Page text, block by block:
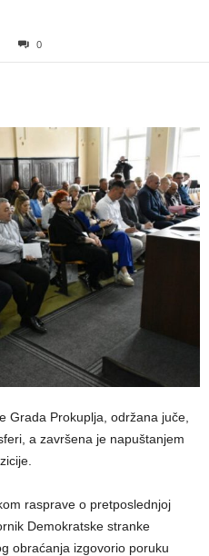
0
Grada Prokuplja, održana juče,
a završena je napuštanjem
rasprave o pretposlednjoj
Demokratske stranke
obraćanja izgovorio poruku